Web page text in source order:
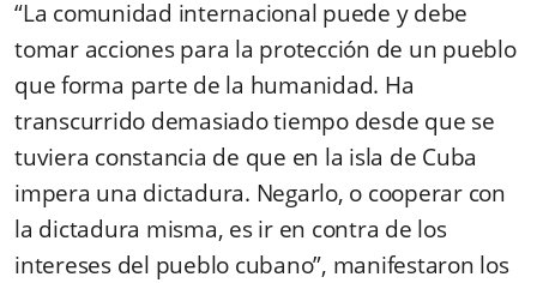
“La comunidad internacional puede y debe
tomar acciones para la protección de un pueblo
que forma parte de la humanidad. Ha
transcurrido demasiado tiempo desde que se
tuviera constancia de que en la isla de Cuba
impera una dictadura. Negarlo, o cooperar con
la dictadura misma, es ir en contra de los
intereses del pueblo cubano”, manifestaron los